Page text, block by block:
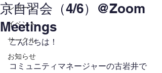
レポート
イベント
サークル
お知らせ
京自習会（4/6）@Zoom
Meetings
こんにちは！
コミュニティマネージャーの古岩井で